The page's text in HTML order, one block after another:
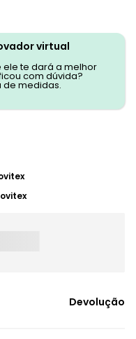
virtual
ele te dará a melhor
com dúvida?
de medidas.
Devolução